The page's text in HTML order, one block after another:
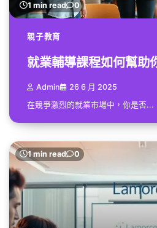
1 min read 0
親子教育
就業輔導課程如何幫助
Admin 26 6 月 2025
在競爭激烈的就業市場中，你是否...
1 min read 0